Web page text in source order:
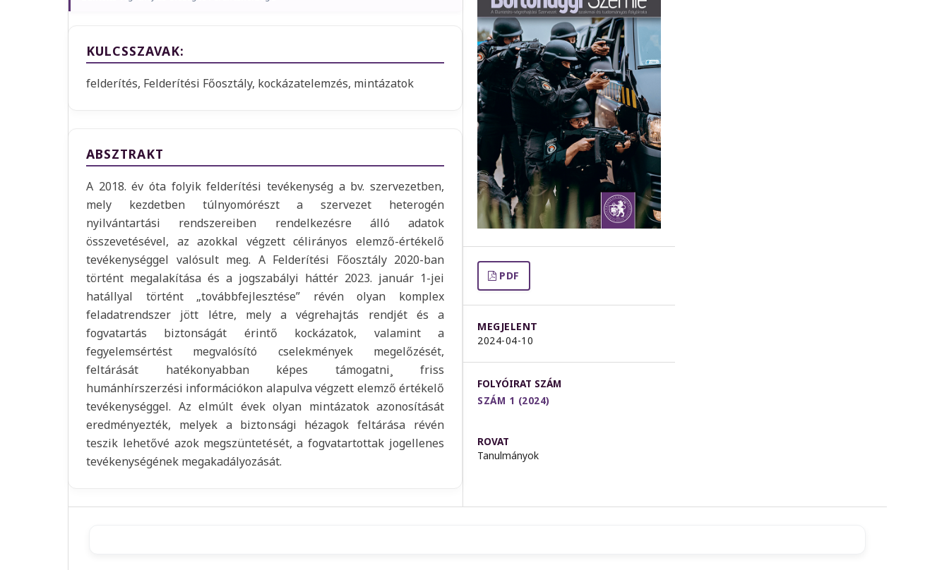
KULCSSZAVAK:
felderítés, Felderítési Főosztály, kockázatelemzés, mintázatok
ABSZTRAKT
A 2018. év óta folyik felderítési tevékenység a bv. szervezetben,
mely kezdetben túlnyomórészt a szervezet heterogén
nyilvántartási rendszereiben rendelkezésre álló adatok
összevetésével, az azokkal végzett célirányos elemző-értékelő
tevékenységgel valósult meg. A Felderítési Főosztály 2020-ban
történt megalakítása és a jogszabályi háttér 2023. január 1-jei
hatállyal történt „továbbfejlesztése” révén olyan komplex
feladatrendszer jött létre, mely a végrehajtás rendjét és a
fogvatartás biztonságát érintő kockázatok, valamint a
fegyelemsértést megvalósító cselekmények megelőzését,
feltárását hatékonyabban képes támogatni¸ friss
humánhírszerzési információkon alapulva végzett elemző értékelő
tevékenységgel. Az elmúlt évek olyan mintázatok azonosítását
eredményezték, melyek a biztonsági hézagok feltárása révén
teszik lehetővé azok megszüntetését, a fogvatartottak jogellenes
tevékenységének megakadályozását.
PDF
MEGJELENT
2024-04-10
FOLYÓIRAT SZÁM
SZÁM 1 (2024)
ROVAT
Tanulmányok